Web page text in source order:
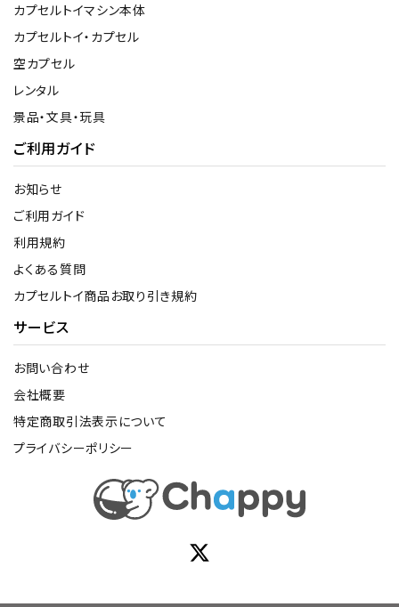
カプセルトイマシン本体
カプセルトイ・カプセル
空カプセル
レンタル
景品・文具・玩具
ご利用ガイド
お知らせ
ご利用ガイド
利用規約
よくある質問
カプセルトイ商品お取り引き規約
サービス
お問い合わせ
会社概要
特定商取引法表示について
プライバシーポリシー